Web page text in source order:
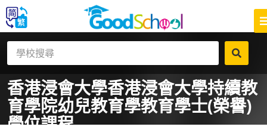
香港浸會大學香港浸會大學持續教
育學院幼兒教育學教育學士(榮譽)
學位課程